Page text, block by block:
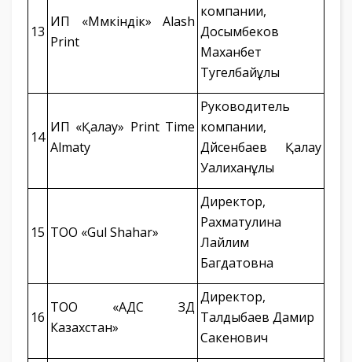
13
ИП «Мүмкіндік» Alash
Print
компании,
Досымбеков
Маханбет
Тугелбайұлы
14
ИП «Қалау» Print Time
Almaty
Руководитель
компании,
Дүйсенбаев Қалау
Уалиханұлы
15 ТОО «Gul Shahar»
Директор,
Рахматулина
Лайлим
Багдатовна
16
ТОО «АДС ЗД
Казахстан»
Директор,
Талдыбаев Дамир
Сакенович